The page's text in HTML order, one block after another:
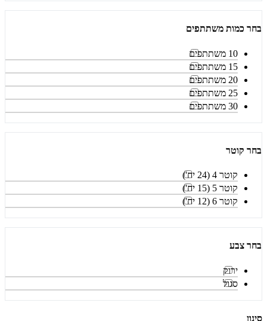
בחר כמות משתתפים
10 משתתפים
15 משתתפים
20 משתתפים
25 משתתפים
30 משתתפים
בחר קוטר
קוטר 4 (24 יח')
קוטר 5 (15 יח')
קוטר 6 (12 יח')
בחר צבע
ירוק
סגול
סינון